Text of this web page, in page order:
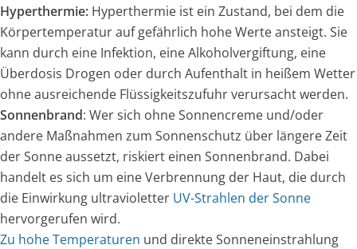
Hyperthermie: Hyperthermie ist ein Zustand, bei dem die
Körpertemperatur auf gefährlich hohe Werte ansteigt. Sie
kann durch eine Infektion, eine Alkoholvergiftung, eine
Überdosis Drogen oder durch Aufenthalt in heißem Wetter
ohne ausreichende Flüssigkeitszufuhr verursacht werden.
Sonnenbrand: Wer sich ohne Sonnencreme und/oder
andere Maßnahmen zum Sonnenschutz über längere Zeit
der Sonne aussetzt, riskiert einen Sonnenbrand. Dabei
handelt es sich um eine Verbrennung der Haut, die durch
die Einwirkung ultravioletter UV-Strahlen der Sonne
hervorgerufen wird.
Zu hohe Temperaturen und direkte Sonneneinstrahlung